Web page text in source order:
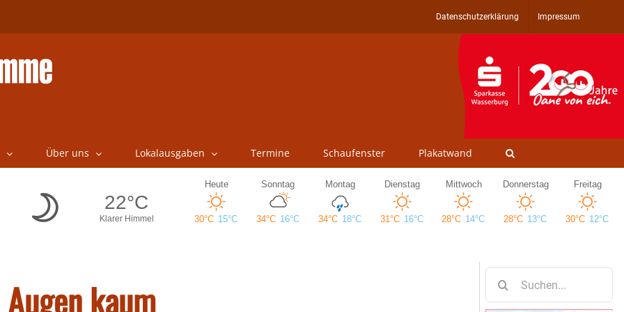
Datenschutzerklärung Impressum
Über uns Lokalausgaben Termine Schaufenster Plakatwand
kaum
nach: